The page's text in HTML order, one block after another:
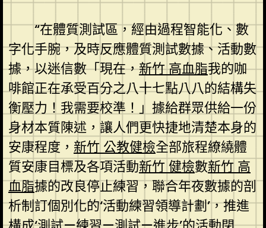
“在體質測試區，經由過程智能化、數
字化手腕，及時反應體質測試數據、活動數
據，以迷信數「現在，新竹 高血脂我的咖
啡館正在承受百分之八十七點八八的結構失
衡壓力！我需要校準！」據給群眾供給一份
身材本質陳述，讓人們更快捷地清楚本身的
安康程度， 新竹 公教健檢全部旅程繚繞體
質安康目標及各項活動新竹 健檢數新竹 高
血脂據的改良停止練習，聯合年夜數據的剖
析制訂個別化的‘活動練習領導計劃’，推進